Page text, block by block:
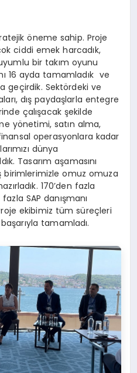
öneme sahip. Proje
ciddi emek harcadık,
bir takım oyunu
16 ayda tamamladık ve
geçirdik. Sektördeki ve
dış paydaşlarla entegre
çalışacak şekilde
yönetimi, satın alma,
operasyonlara kadar
dünya
Tasarım aşamasını
birimlerimizle omuz omuza
170’den fazla
fazla SAP danışmanı
ekibimiz tüm süreçleri
tamamladı.